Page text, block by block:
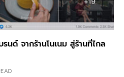
นด์ จากร้านโนเนม สู่ร้านที่ไกล